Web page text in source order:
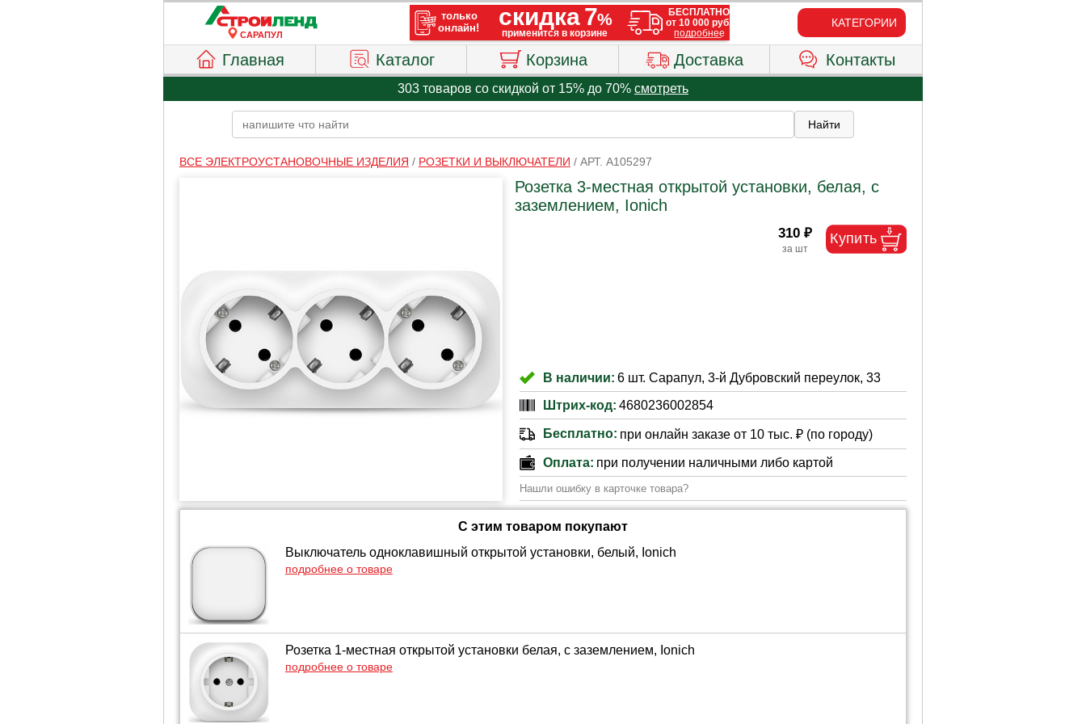
САРАПУЛ
КАТЕГОРИИ
Главная Каталог Корзина Доставка Контакты
303 товаров со скидкой от 15% до 70% смотреть
ВСЕ ЭЛЕКТРОУСТАНОВОЧНЫЕ ИЗДЕЛИЯ / РОЗЕТКИ И ВЫКЛЮЧАТЕЛИ / АРТ. A105297
Розетка 3-местная открытой установки, белая, с
заземлением, Ionich
310 ₽
В наличии: 6 шт. Сарапул, 3-й Дубровский переулок, 33
Штрих-код: 4680236002854
Бесплатно: при онлайн заказе от 10 тыс. ₽ (по городу)
Оплата: при получении наличными либо картой
Нашли ошибку в карточке товара?
С этим товаром покупают
Выключатель одноклавишный открытой установки, белый, Ionich
подробнее о товаре
Розетка 1-местная открытой установки белая, с заземлением, Ionich
подробнее о товаре